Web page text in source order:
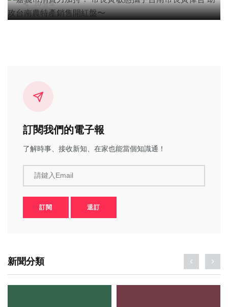
10 分享
訂閱我們的電子報
了解時事、接收新知、在家也能當個知識通！
請鍵入Email
訂閱 退訂
新聞分類